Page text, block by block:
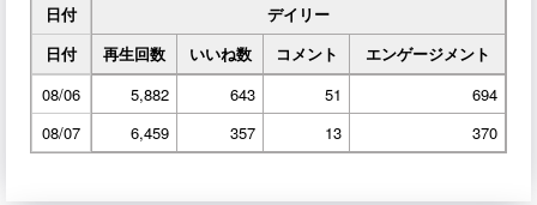
日付
デイリー
日付
再生回数 いいね数 コメント
エンゲージメント
08/06
5,882 643 51
694
08/07
6,459 357 13 370